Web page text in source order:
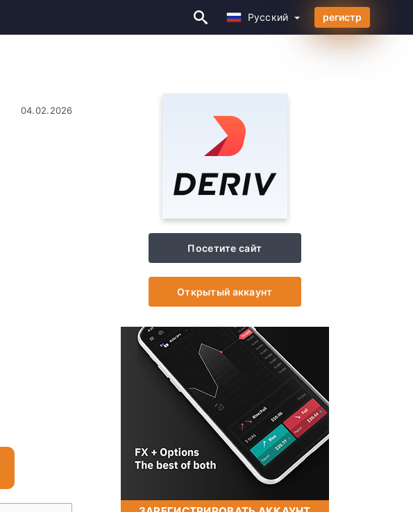
Русский
Русский регистр
04.02.2026
Посетите сайт
Открытый аккаунт